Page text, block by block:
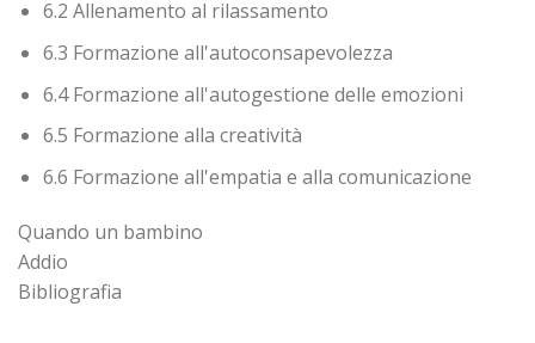
6.2 Allenamento al rilassamento
6.3 Formazione all'autoconsapevolezza
6.4 Formazione all'autogestione delle emozioni
6.5 Formazione alla creatività
6.6 Formazione all'empatia e alla comunicazione
Quando un bambino
Addio
Bibliografia